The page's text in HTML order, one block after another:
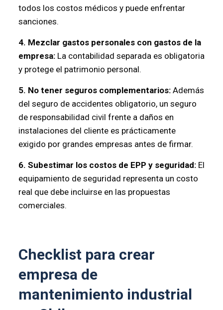
todos los costos médicos y puede enfrentar
sanciones.
4. Mezclar gastos personales con gastos de la
empresa:La contabilidad separada es obligatoria
y protege el patrimonio personal.
5. No tener seguros complementarios:Además
del seguro de accidentes obligatorio, un seguro
de responsabilidad civil frente a daños en
instalaciones del cliente es prácticamente
exigido por grandes empresas antes de firmar.
6. Subestimar los costos de EPP y seguridad:El
equipamiento de seguridad representa un costo
real que debe incluirse en las propuestas
comerciales.
Checklist para crear
empresa de
mantenimiento industrial